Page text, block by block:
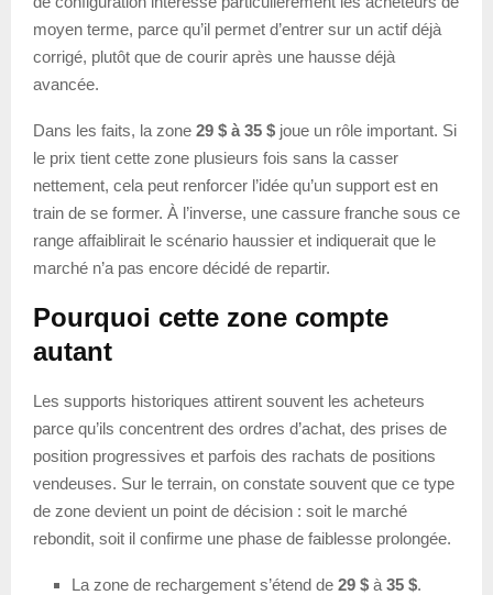
moyen terme, parce qu’il permet d’entrer sur un actif déjà
corrigé, plutôt que de courir après une hausse déjà
avancée.
Dans les faits, la zone 29 $ à 35 $ joue un rôle important. Si
le prix tient cette zone plusieurs fois sans la casser
nettement, cela peut renforcer l’idée qu’un support est en
train de se former. À l’inverse, une cassure franche sous ce
range affaiblirait le scénario haussier et indiquerait que le
marché n’a pas encore décidé de repartir.
Pourquoi cette zone compte
autant
Les supports historiques attirent souvent les acheteurs
parce qu’ils concentrent des ordres d’achat, des prises de
position progressives et parfois des rachats de positions
vendeuses. Sur le terrain, on constate souvent que ce type
de zone devient un point de décision : soit le marché
rebondit, soit il confirme une phase de faiblesse prolongée.
La zone de rechargement s’étend de 29 $ à 35 $.